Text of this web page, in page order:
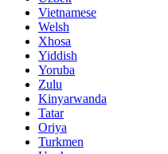
Vietnamese
Welsh
Xhosa
Yiddish
Yoruba
Zulu
Kinyarwanda
Tatar
Oriya
Turkmen